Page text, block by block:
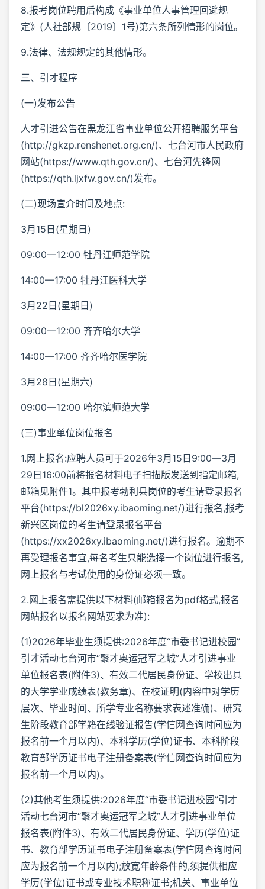
8.报考岗位聘用后构成《事业单位人事管理回避规
定》(人社部规〔2019〕1号)第六条所列情形的岗位。
9.法律、法规规定的其他情形。
三、引才程序
(一)发布公告
人才引进公告在黑龙江省事业单位公开招聘服务平台
(http://gkzp.renshenet.org.cn/)、七台河市人民政府
网站(https://www.qth.gov.cn/)、七台河先锋网
(https://qth.ljxfw.gov.cn/)发布。
(二)现场宣介时间及地点:
3月15日(星期日)
09:00—12:00 牡丹江师范学院
14:00—17:00 牡丹江医科大学
3月22日(星期日)
09:00—12:00 齐齐哈尔大学
14:00—17:00 齐齐哈尔医学院
3月28日(星期六)
09:00—12:00 哈尔滨师范大学
(三)事业单位岗位报名
1.网上报名:应聘人员可于2026年3月15日9:00—3月
29日16:00前将报名材料电子扫描版发送到指定邮箱,
邮箱见附件1。其中报考勃利县岗位的考生请登录报名
平台(https://bl2026xy.ibaoming.net/)进行报名,报考
新兴区岗位的考生请登录报名平台
(https://xx2026xy.ibaoming.net/)进行报名。逾期不
再受理报名事宜,每名考生只能选择一个岗位进行报名,
网上报名与考试使用的身份证必须一致。
2.网上报名需提供以下材料(邮箱报名为pdf格式,报名
网站报名以报名网站要求为准):
(1)2026年毕业生须提供:2026年度“市委书记进校园”
引才活动七台河市“聚才奥运冠军之城”人才引进事业
单位报名表(附件3)、有效二代居民身份证、学校出具
的大学学业成绩表(教务章)、在校证明(内容中对学历
层次、毕业时间、所学专业名称要求表述准确)、研究
生阶段教育部学籍在线验证报告(学信网查询时间应为
报名前一个月以内)、本科学历(学位)证书、本科阶段
教育部学历证书电子注册备案表(学信网查询时间应为
报名前一个月以内)。
(2)其他考生须提供:2026年度“市委书记进校园”引才
活动七台河市“聚才奥运冠军之城”人才引进事业单位
报名表(附件3)、有效二代居民身份证、学历(学位)证
书、教育部学历证书电子注册备案表(学信网查询时间
应为报名前一个月以内);放宽年龄条件的,须提供相应
学历(学位)证书或专业技术职称证书;机关、事业单位